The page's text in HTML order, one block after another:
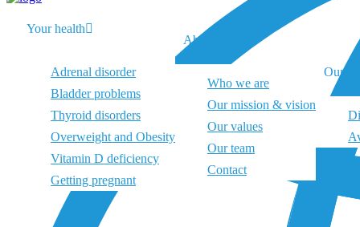
Your health
Adrenal disorder
Bladder problems
Thyroid disorders
Overweight and Obesity
Vitamin D deficiency
Getting pregnant
About us
Who we are
Our mission & vision
Our values
Our team
Contact
Our